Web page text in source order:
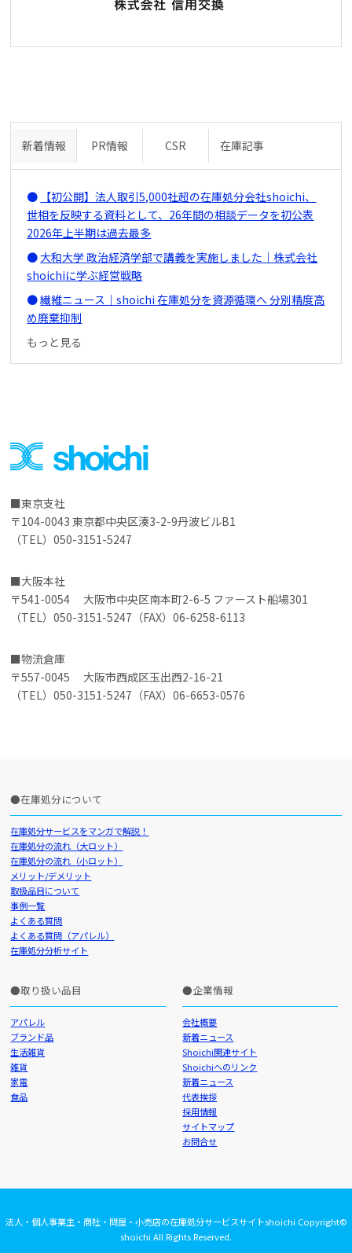
新着情報 PR情報 CSR 在庫記事
【初公開】法人取引5,000社超の在庫処分会社shoichi、
世相を反映する資料として、26年間の相談データを初公表
2026年上半期は過去最多
大和大学 政治経済学部で講義を実施しました｜株式会社
shoichiに学ぶ経営戦略
繊維ニュース｜shoichi 在庫処分を資源循環へ 分別精度高
め廃棄抑制
もっと見る
東京支社
〒104-0043 東京都中央区湊3-2-9丹波ビルB1
（TEL）050-3151-5247
大阪本社
〒541-0054 大阪市中央区南本町2-6-5 ファースト船場301
（TEL）050-3151-5247（FAX）06-6258-6113
物流倉庫
〒557-0045 大阪市西成区玉出西2-16-21
（TEL）050-3151-5247（FAX）06-6653-0576
在庫処分について
在庫処分サービスをマンガで解説！
在庫処分の流れ（大ロット）
在庫処分の流れ（小ロット）
メリット/デメリット
取扱品目について
事例一覧
よくある質問
よくある質問（アパレル）
在庫処分分析サイト
取り扱い品目
アパレル
ブランド品
生活雑貨
雑貨
家電
食品
企業情報
会社概要
新着ニュース
Shoichi関連サイト
Shoichiへのリンク
新着ニュース
代表挨拶
採用情報
サイトマップ
お問合せ
法人・個人事業主・商社・問屋・小売店の在庫処分サービスサイトshoichi Copyright©
shoichi All Rights Reserved.